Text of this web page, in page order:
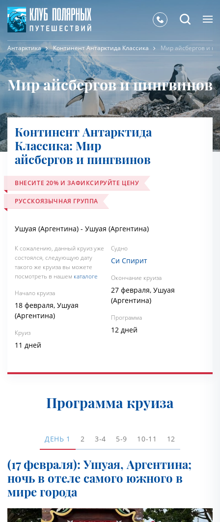
Антарктика Континент Антарктида Классика Мир айсбергов и
Мир айсбергов и пингвинов
Континент Антарктида
Классика: Мир
айсбергов и пингвинов
ВНЕСИТЕ 20% И ЗАФИКСИРУЙТЕ ЦЕНУ
РУССКОЯЗЫЧНАЯ ГРУППА
Ушуая (Аргентина) - Ушуая (Аргентина)
К сожалению, данный круиз уже
состоялся, следующую дату
такого же круиза вы можете
посмотреть в нашем каталоге
Начало круиза
18 февраля, Ушуая
(Аргентина)
Круиз
11 дней
Судно
Си Спирит
Окончание круиза
27 февраля, Ушуая
(Аргентина)
Программа
12 дней
Программа круиза
ДЕНЬ 1 2 3-4 5-9 10-11 12
(17 февраля): Ушуая, Аргентина;
ночь в отеле самого южного в
мире города